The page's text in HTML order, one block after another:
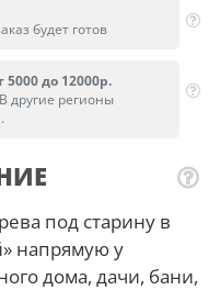
будет готов
до 12000р.
другие регионы
под старину в
напрямую у
дома, дачи, бани,